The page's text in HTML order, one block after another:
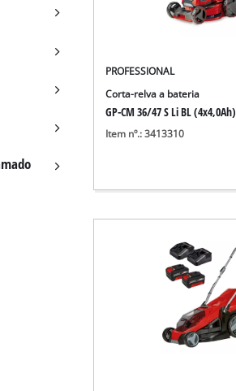
PROFESSIONAL
Corta-relva a bateria
GP-CM 36/47 S Li BL (4x4,0Ah)
Item nº.: 3413310